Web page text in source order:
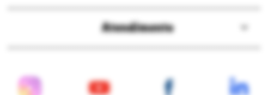
Segurança e certificações
Loja
Confiável